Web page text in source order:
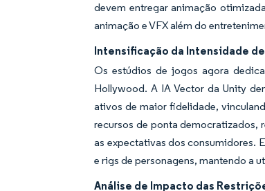
devem entregar animação
animação e VFX além do
Intensificação da Intensidade de
Os estúdios de jogos agora
Hollywood. A IA Vector da Unity
ativos de maior fidelidade,
recursos de ponta democratizados,
as expectativas dos consumidores.
e rigs de personagens, mantendo a
Análise de Impacto das